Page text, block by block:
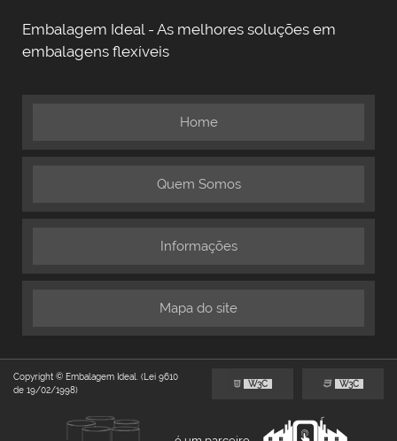
Embalagem Ideal - As melhores soluções em
embalagens flexíveis
Home
Quem Somos
Informações
Mapa do site
Copyright © Embalagem Ideal. (Lei 9610
de 19/02/1998)
W3C W3C